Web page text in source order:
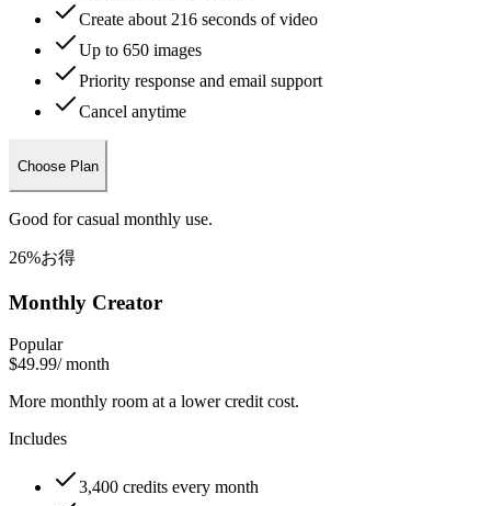
Create about 216 seconds of video
Up to 650 images
Priority response and email support
Cancel anytime
Choose Plan
Good for casual monthly use.
26%お得
Monthly Creator
Popular
$49.99/ month
More monthly room at a lower credit cost.
Includes
3,400 credits every month